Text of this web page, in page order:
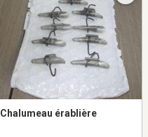
Chalumeau érablière